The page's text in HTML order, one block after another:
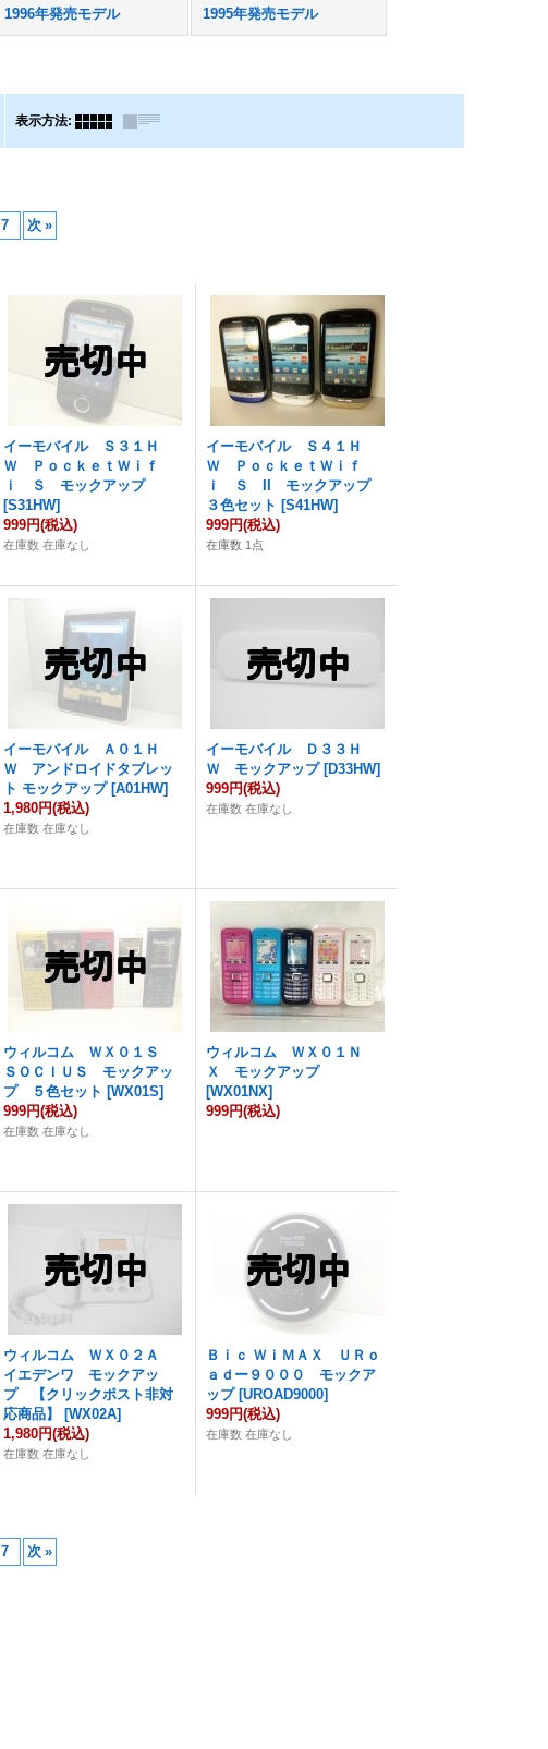
1996年発売モデル 1995年発売モデル
表示方法:
7 次 »
イーモバイル Ｓ３１Ｈ
Ｗ ＰｏｃｋｅｔＷｉｆ
ｉ Ｓ モックアップ
[S31HW]
999円(税込)
在庫数 在庫なし
イーモバイル Ｓ４１Ｈ
Ｗ ＰｏｃｋｅｔＷｉｆ
ｉ Ｓ II モックアップ
３色セット [S41HW]
999円(税込)
在庫数 1点
イーモバイル Ａ０１Ｈ
Ｗ アンドロイドタブレッ
ト モックアップ [A01HW]
1,980円(税込)
在庫数 在庫なし
イーモバイル Ｄ３３Ｈ
Ｗ モックアップ [D33HW]
999円(税込)
在庫数 在庫なし
ウィルコム ＷＸ０１Ｓ
ＳＯＣＩＵＳ モックアッ
プ ５色セット [WX01S]
999円(税込)
在庫数 在庫なし
ウィルコム ＷＸ０１Ｎ
Ｘ モックアップ
[WX01NX]
999円(税込)
ウィルコム ＷＸ０２Ａ
イエデンワ モックアッ
プ 【クリックポスト非対
応商品】
[WX02A]
1,980円(税込)
在庫数 在庫なし
Ｂｉｃ ＷｉＭＡＸ ＵＲｏ
ａｄー９０００ モックア
ップ [UROAD9000]
999円(税込)
在庫数 在庫なし
7 次 »